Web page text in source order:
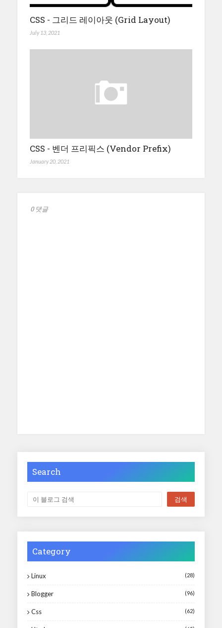
CSS - 그리드 레이아웃 (Grid Layout)
July 13, 2021
CSS - 벤더 프리픽스 (Vendor Prefix)
January 20, 2021
0 댓글
Search
Category
Linux (28)
Blogger (96)
Css (62)